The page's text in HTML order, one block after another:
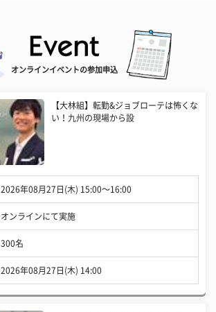
オンラインイベントの参加申込
【大林組】転勤&ジョブローテは怖くな
い！九州の現場から設
2026年08月27日(木) 15:00〜16:00
オンラインにて実施
300名
2026年08月27日(木) 14:00